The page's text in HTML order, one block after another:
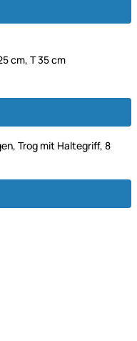
cm, T 35 cm
Trog mit Haltegriff, 8